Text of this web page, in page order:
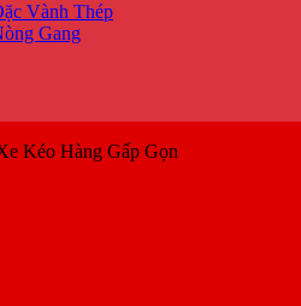
Vành Thép
Gang
Kéo Hàng Gấp Gọn